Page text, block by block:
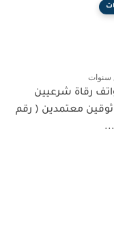
سنوات
رقاة شرعيين
معتمدين ( رقم